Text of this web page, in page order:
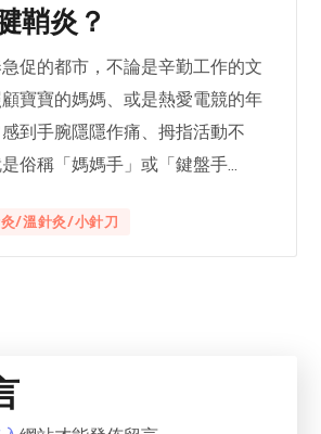
鞘炎？
促的都市，不論是辛勤工作的文
寶寶的媽媽、或是熱愛電競的年
到手腕隱隱作痛、拇指活動不
俗稱「媽媽手」或「鍵盤手...
/溫針灸/小針刀